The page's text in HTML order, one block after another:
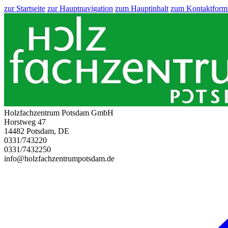
zur Startseite zur Hauptnavigation zum Hauptinhalt zum
Holzfachzentrum Potsdam GmbH
Horstweg 47
14482 Potsdam, DE
0331/743220
0331/7432250
info@holzfachzentrumpotsdam.de